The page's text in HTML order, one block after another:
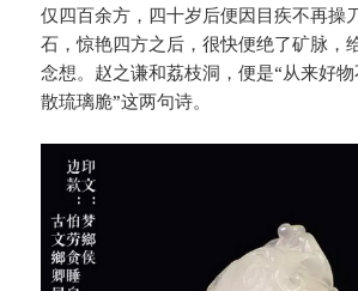
仅四百余方，四十岁后便因目疾不再操
石，惊艳四方之后，很快便绝了矿脉，
念想。赵之谦和荔枝洞，便是“从来好
散琉璃脆”这两句诗。